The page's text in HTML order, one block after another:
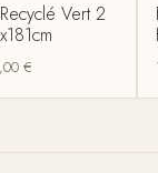
Vert 2
€